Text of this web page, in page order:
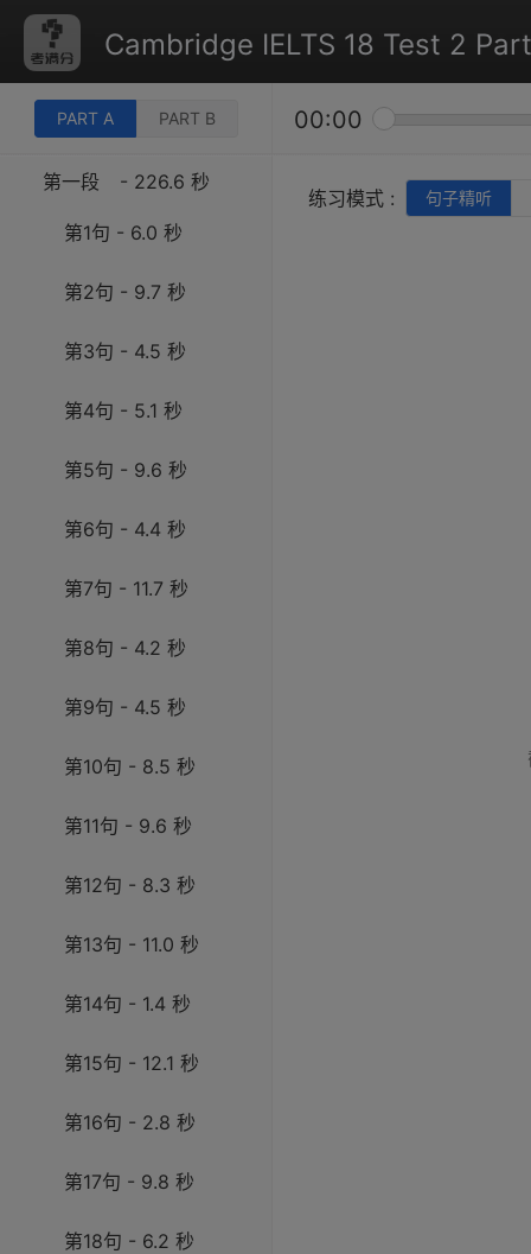
Cambridge IELTS 18 Test 2
PART A PART B 00:00
第一段 - 226.6 秒
第1句 - 6.0 秒
第2句 - 9.7 秒
第3句 - 4.5 秒
第4句 - 5.1 秒
第5句 - 9.6 秒
第6句 - 4.4 秒
第7句 - 11.7 秒
第8句 - 4.2 秒
第9句 - 4.5 秒
第10句 - 8.5 秒
第11句 - 9.6 秒
第12句 - 8.3 秒
第13句 - 11.0 秒
第14句 - 1.4 秒
第15句 - 12.1 秒
第16句 - 2.8 秒
第17句 - 9.8 秒
第18句 - 6.2 秒
练习模式 : 句子精听